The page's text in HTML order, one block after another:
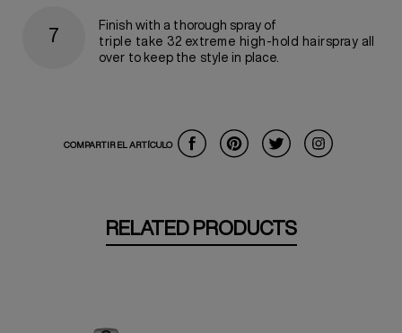
Finish with a thorough spray of
triple take 32 extreme high-hold hairspray all
over to keep the style in place.
COMPARTIR EL ARTÍCULO
RELATED PRODUCTS